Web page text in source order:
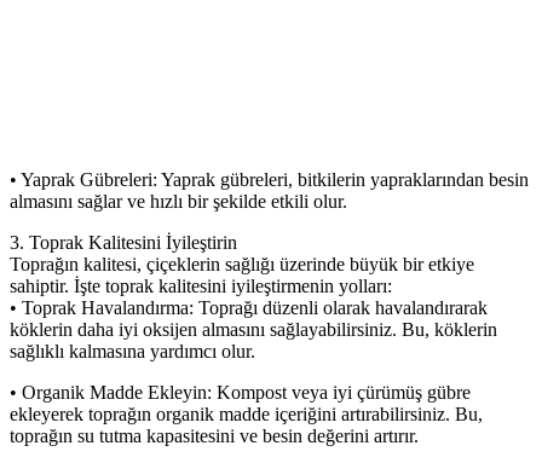
• Yaprak Gübreleri: Yaprak gübreleri, bitkilerin yapraklarından besin
almasını sağlar ve hızlı bir şekilde etkili olur.
3. Toprak Kalitesini İyileştirin
Toprağın kalitesi, çiçeklerin sağlığı üzerinde büyük bir etkiye
sahiptir. İşte toprak kalitesini iyileştirmenin yolları:
• Toprak Havalandırma: Toprağı düzenli olarak havalandırarak
köklerin daha iyi oksijen almasını sağlayabilirsiniz. Bu, köklerin
sağlıklı kalmasına yardımcı olur.
• Organik Madde Ekleyin: Kompost veya iyi çürümüş gübre
ekleyerek toprağın organik madde içeriğini artırabilirsiniz. Bu,
toprağın su tutma kapasitesini ve besin değerini artırır.